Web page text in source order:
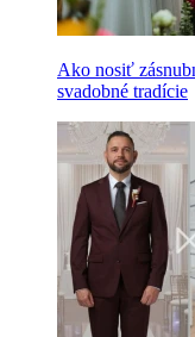
Ako nosiť
svadobné tradície